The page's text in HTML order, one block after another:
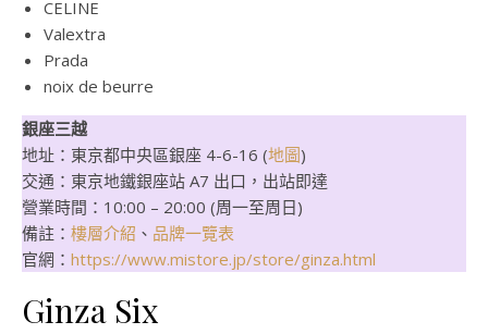
CELINE
Valextra
Prada
noix de beurre
銀座三越
地址：東京都中央區銀座 4-6-16 (地圖)
交通：東京地鐵銀座站 A7 出口，出站即達
營業時間：10:00 – 20:00 (周一至周日)
備註： 樓層介紹 、 品牌一覽表
官網： https://www.mistore.jp/store/ginza.html
Ginza Six